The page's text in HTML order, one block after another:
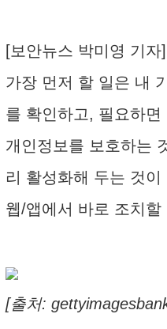
[보안뉴스 박미영 기
가장 먼저 할 일은 내
를 확인하고, 필요하
개인정보를 보호하는
리 활성화해 두는 것
웹/앱에서 바로 조치할
[출처: